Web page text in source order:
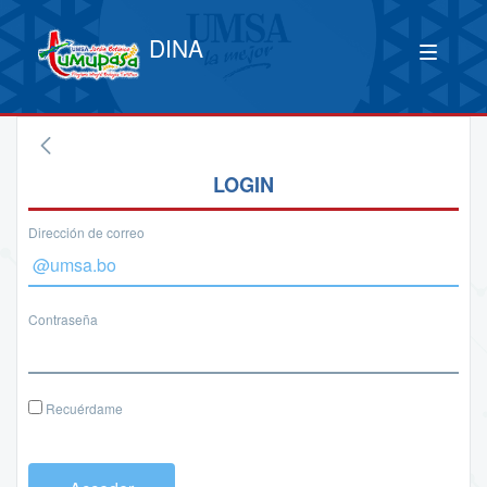
DINA
LOGIN
Dirección de correo
Contraseña
Recuérdame